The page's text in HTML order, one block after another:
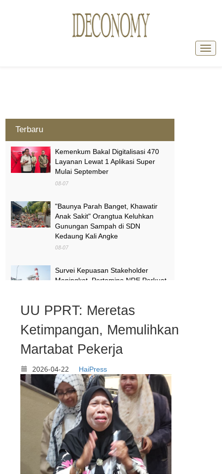
Terbaru
Kemenkum Bakal Digitalisasi 470
Layanan Lewat 1 Aplikasi Super
Mulai September
08-07
"Baunya Parah Banget, Khawatir
Anak Sakit" Orangtua Keluhkan
Gunungan Sampah di SDN
Kedaung Kali Angke
08-07
Survei Kepuasan Stakeholder
Meningkat, Pertamina NRE Perkuat
08-07
Pimpinan Komisi X Minta Makalah
MBG yang Catut Prabowo Diusut
08-07
UU PPRT: Meretas
Ketimpangan, Memulihkan
Martabat Pekerja
2026-04-22 HaiPress